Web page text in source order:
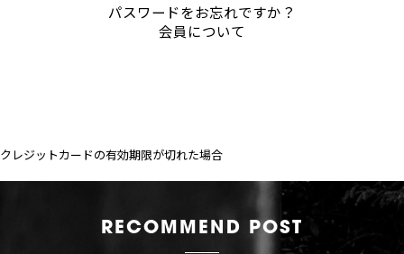
パスワードをお忘れですか？
会員について
クレジットカードの有効期限が切れた場合
RECOMMEND POST